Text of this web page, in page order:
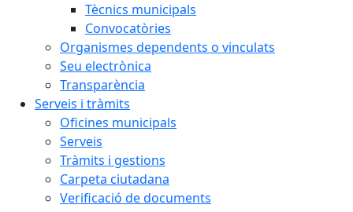
Tècnics municipals
Convocatòries
Organismes dependents o vinculats
Seu electrònica
Transparència
Serveis i tràmits
Oficines municipals
Serveis
Tràmits i gestions
Carpeta ciutadana
Verificació de documents